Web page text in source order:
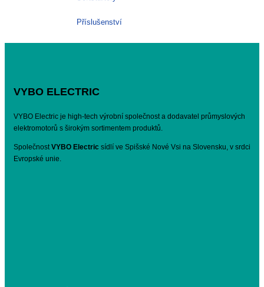
Příslušenství
VYBO ELECTRIC
VYBO Electric je high-tech výrobní společnost a dodavatel průmyslových
elektromotorů s širokým sortimentem produktů.
SpolečnostVYBO Electric sídlí ve Spišské Nové Vsi na Slovensku, v srdci
Evropské unie.